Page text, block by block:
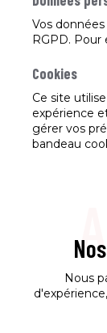
Vos
RGPD. Pour
Cookies
Ce site
expérience
gérer vos
bandeau
Nous